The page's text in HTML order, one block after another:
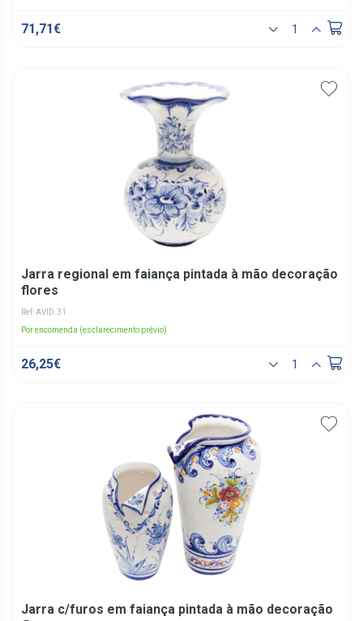
71,71€
Jarra regional em faiança pintada à mão decoração
flores
Ref: AVID.31
Por encomenda (esclarecimento prévio)
26,25€
Jarra c/furos em faiança pintada à mão decoração